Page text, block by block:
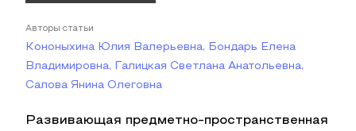
Авторы статьи
Кононыхина Юлия Валерьевна, Бондарь Елена
Владимировна, Галицкая Светлана Анатольевна,
Салова Янина Олеговна
Развивающая предметно-пространственная